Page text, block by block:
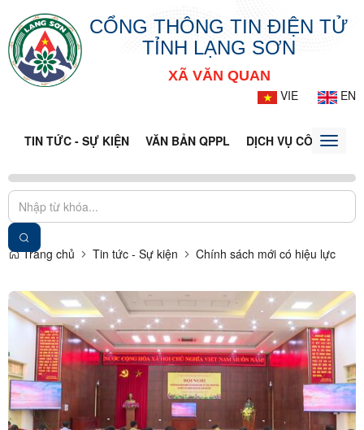
CỔNG THÔNG TIN ĐIỆN TỬ
TỈNH LẠNG SƠN
XÃ VĂN QUAN
VIE
EN
TIN TỨC - SỰ KIỆN VĂN BẢN QPPL DỊCH VỤ CÔNGToggle
Trang chủ Tin tức - Sự kiện Chính sách mới có hiệu lực